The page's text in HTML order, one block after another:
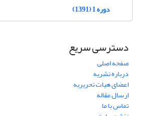
دوره 1 (1391)
دسترسی سریع
صفحه اصلی
درباره نشریه
اعضای هیات تحریریه
ارسال مقاله
تماس با ما